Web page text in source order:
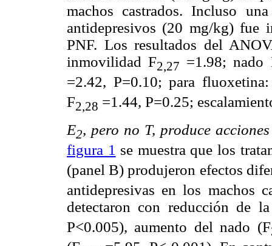
machos castrados. Incluso
antidepresivos (20 mg/kg) fue
PNF. Los resultados del
inmovilidad F2,27 =1.98; nado
=2.42, P=0.10; para
F2,28 =1.44, P=0.25;
E2, pero no T, produce
figura 1 se muestra que los
(panel B) produjeron efectos
antidepresivas en los machos
detectaron con reducción de
P<0.005), aumento del nado (F